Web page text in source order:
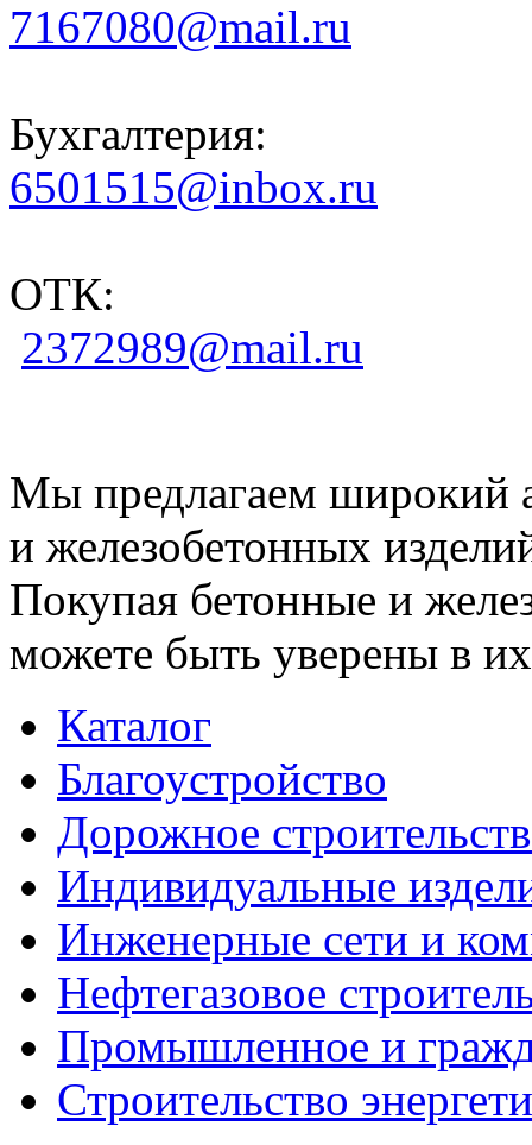
7167080@mail.ru
Бухгалтерия:
6501515@inbox.ru
ОТК:
2372989@mail.ru
Мы предлагаем широкий
и железобетонных
Покупая бетонные и
можете быть уверены в их
Каталог
Благоустройство
Дорожное
Индивидуальные
Инженерные сети и
Нефтегазовое
Промышленное и
Строительство